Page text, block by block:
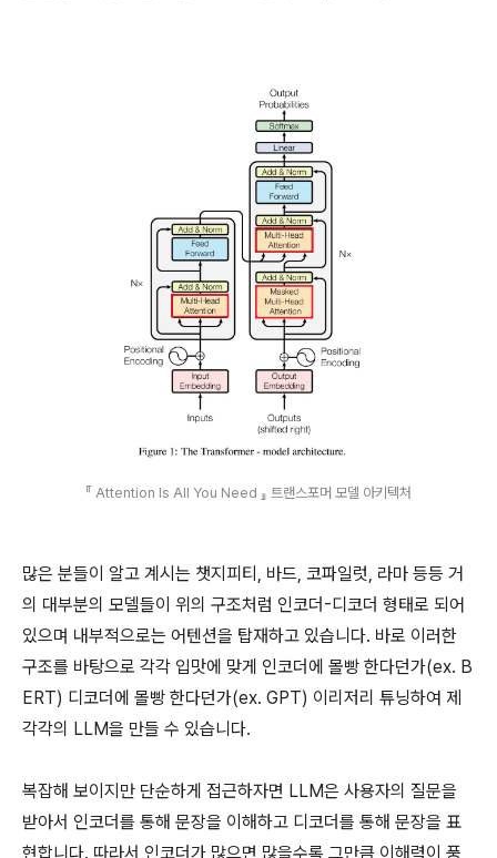
『 Attention Is All You Need 』 트랜스포머 모델 아키텍처
많은 분들이 알고 계시는 챗지피티, 바드, 코파일럿, 라마 등등 거
의 대부분의 모델들이 위의 구조처럼 인코더-디코더 형태로 되어
있으며 내부적으로는 어텐션을 탑재하고 있습니다. 바로 이러한
구조를 바탕으로 각각 입맛에 맞게 인코더에 몰빵 한다던가(ex. B
ERT) 디코더에 몰빵 한다던가(ex. GPT) 이리저리 튜닝하여 제
각각의 LLM을 만들 수 있습니다.
복잡해 보이지만 단순하게 접근하자면 LLM은 사용자의 질문을
받아서 인코더를 통해 문장을 이해하고 디코더를 통해 문장을 표
현합니다. 따라서 인코더가 많으면 많을수록 그만큼 이해력이 풍